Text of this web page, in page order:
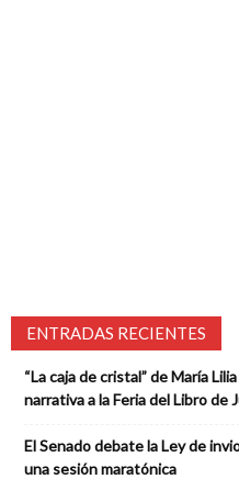
ENTRADAS RECIENTES
“La caja de cristal” de María
narrativa a la Feria del Libro de
El Senado debate la Ley de
una sesión maratónica